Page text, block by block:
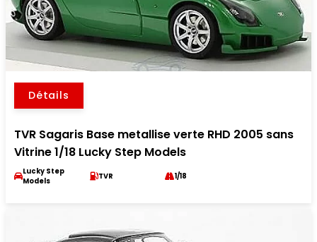
Détails
TVR Sagaris Base metallise verte RHD 2005 sans
Vitrine 1/18 Lucky Step Models
Lucky Step
Models
TVR 1/18